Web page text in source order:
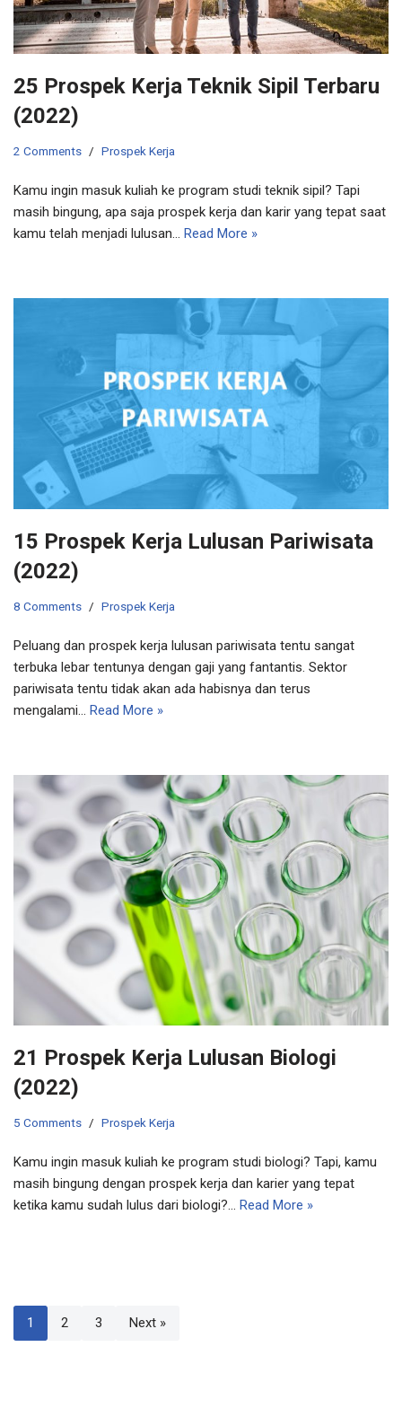
25 Prospek Kerja Teknik Sipil Terbaru
(2022)
2 Comments Prospek Kerja
Kamu ingin masuk kuliah ke program studi teknik sipil? Tapi
masih bingung, apa saja prospek kerja dan karir yang tepat saat
kamu telah menjadi lulusan… Read More »
15 Prospek Kerja Lulusan Pariwisata
(2022)
8 Comments Prospek Kerja
Peluang dan prospek kerja lulusan pariwisata tentu sangat
terbuka lebar tentunya dengan gaji yang fantantis. Sektor
pariwisata tentu tidak akan ada habisnya dan terus
mengalami… Read More »
21 Prospek Kerja Lulusan Biologi
(2022)
5 Comments Prospek Kerja
Kamu ingin masuk kuliah ke program studi biologi? Tapi, kamu
masih bingung dengan prospek kerja dan karier yang tepat
ketika kamu sudah lulus dari biologi?… Read More »
1 2 3 Next »